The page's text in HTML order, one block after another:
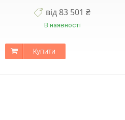
від 83 501 ₴
В наявності
Купити